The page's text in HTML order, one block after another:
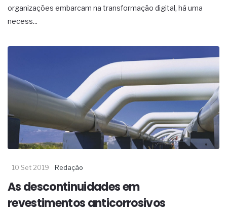
organizações embarcam na transformação digital, há uma
necess...
10 Set 2019 Redação
As descontinuidades em
revestimentos anticorrosivos